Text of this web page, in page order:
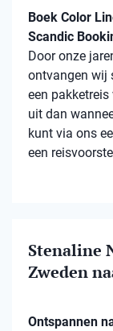
Boek Color
Scandic
Door onze
ontvangen wij
een
uit dan
kunt via ons
een
Stenaline
Zweden
Ontspannen